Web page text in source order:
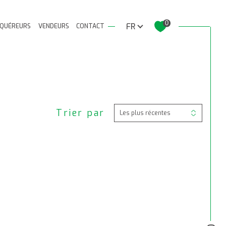
VENDEURS CONTACT Langue
FR 0
Filtrer
Trier par Les plus récentes